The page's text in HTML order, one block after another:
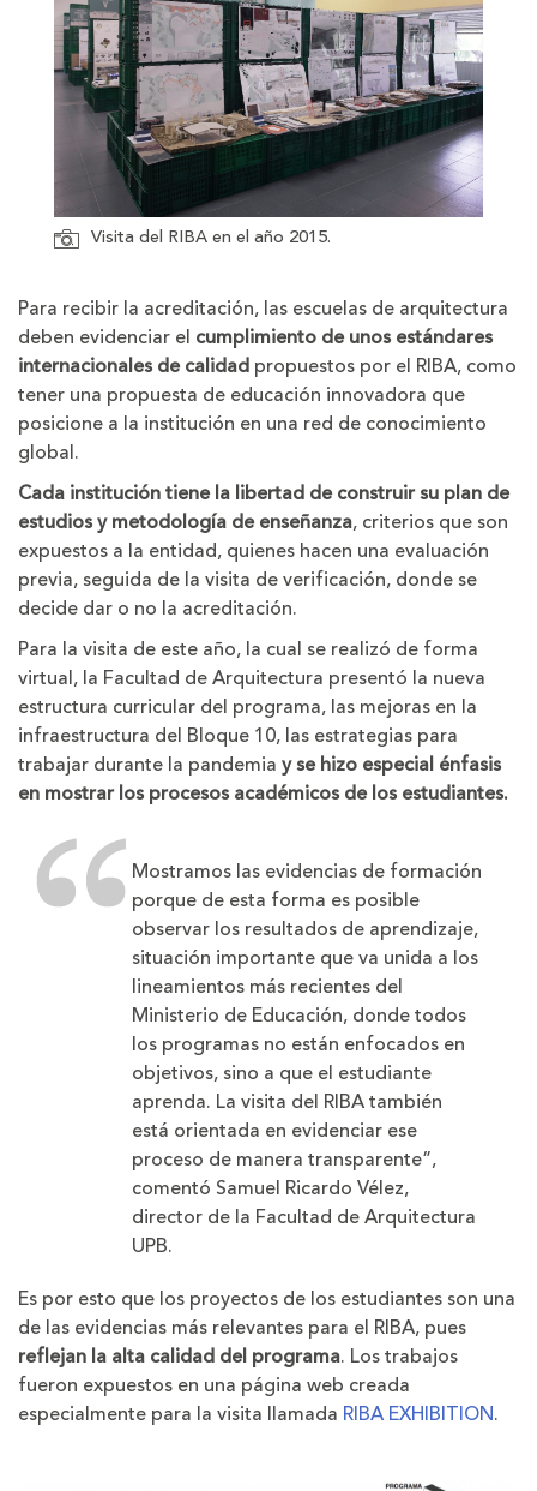
Visita del RIBA en el año 2015.
Para recibir la acreditación, las escuelas de arquitectura
deben evidenciar el cumplimiento de unos estándares
internacionales de calidad propuestos por el RIBA, como
tener una propuesta de educación innovadora que
posicione a la institución en una red de conocimiento
global.
Cada institución tiene la libertad de construir su plan de
estudios y metodología de enseñanza, criterios que son
expuestos a la entidad, quienes hacen una evaluación
previa, seguida de la visita de verificación, donde se
decide dar o no la acreditación.
Para la visita de este año, la cual se realizó de forma
virtual, la Facultad de Arquitectura presentó la nueva
estructura curricular del programa, las mejoras en la
infraestructura del Bloque 10, las estrategias para
trabajar durante la pandemia y se hizo especial énfasis
en mostrar los procesos académicos de los estudiantes.
Mostramos las evidencias de formación
porque de esta forma es posible
observar los resultados de aprendizaje,
situación importante que va unida a los
lineamientos más recientes del
Ministerio de Educación, donde todos
los programas no están enfocados en
objetivos, sino a que el estudiante
aprenda. La visita del RIBA también
está orientada en evidenciar ese
proceso de manera transparente”,
comentó Samuel Ricardo Vélez,
director de la Facultad de Arquitectura
UPB.
Es por esto que los proyectos de los estudiantes son una
de las evidencias más relevantes para el RIBA, pues
reflejan la alta calidad del programa. Los trabajos
fueron expuestos en una página web creada
especialmente para la visita llamada RIBA EXHIBITION.